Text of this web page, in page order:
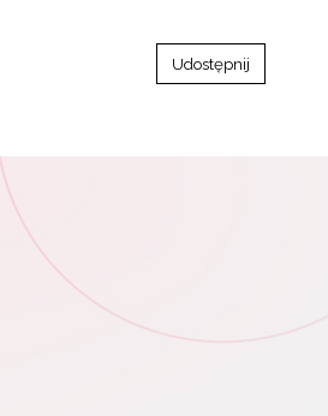
Udostępnij